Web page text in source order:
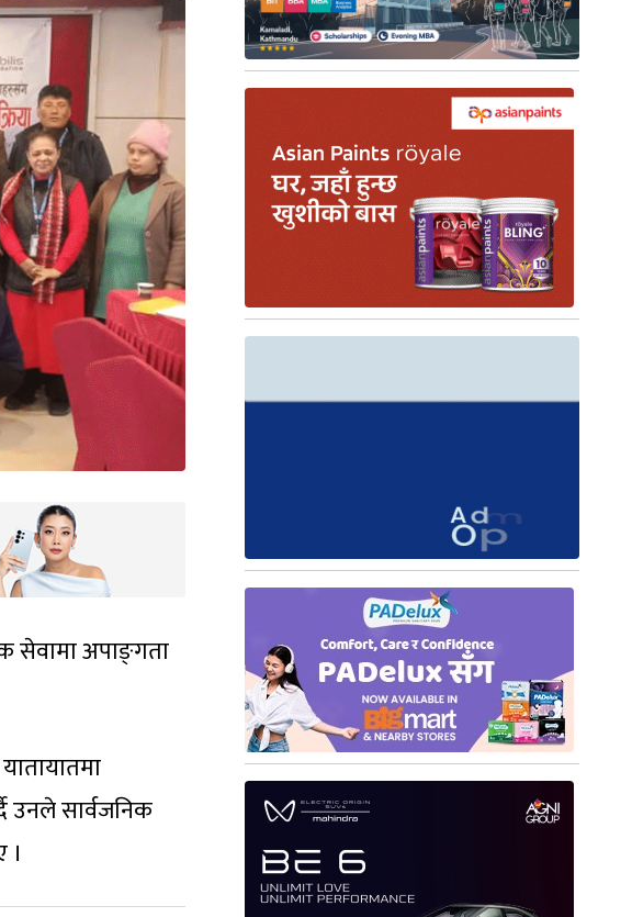
सेवामा अपाङ्‍गता
उनले सार्वजनिक